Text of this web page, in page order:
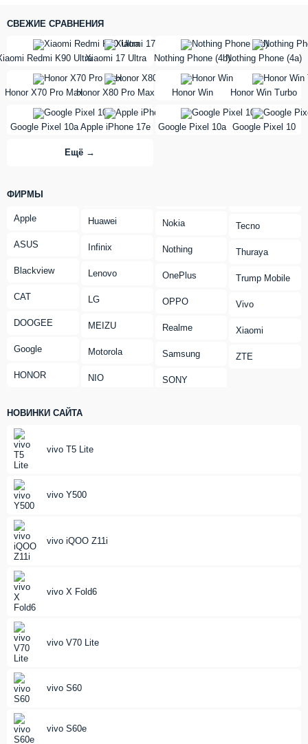
СВЕЖИЕ СРАВНЕНИЯ
Redmi K90 Ultra
vs
Xiaomi 17 Ultra
Nothing Phone (4b)
vs
Nothing Phone (4a)
Honor X70 Pro Max
vs
Honor X80 Pro Max
Honor Win
vs
Honor Win Turbo
Google Pixel 10a
vs
Apple iPhone 17e
Google Pixel 10a
vs
Google Pixel 10
Ещё →
ФИРМЫ
Apple
ASUS
Blackview
CAT
DOOGEE
Google
HONOR
Huawei
Infinix
Lenovo
LG
MEIZU
Motorola
NIO
Nokia
Nothing
OnePlus
OPPO
Realme
Samsung
SONY
Tecno
Thuraya
Trump Mobile
Vivo
Xiaomi
ZTE
НОВИНКИ САЙТА
vivo T5 Lite
vivo Y500
vivo iQOO Z11i
vivo X Fold6
vivo V70 Lite
vivo S60
vivo S60e